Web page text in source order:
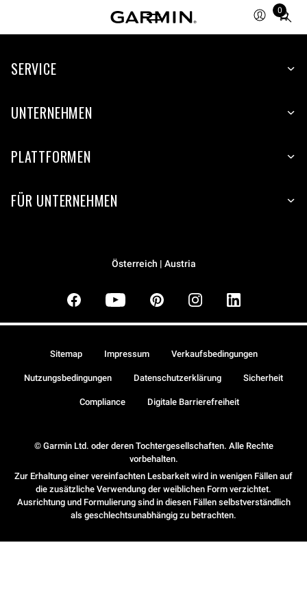
0
Total
items
cart:
SERVICE
UNTERNEHMEN
PLATTFORMEN
FÜR UNTERNEHMEN
Österreich | Austria
© Garmin Ltd. oder deren Tochtergesellschaften. Alle Rechte
vorbehalten.
Zur Erhaltung einer vereinfachten Lesbarkeit wird in wenigen Fällen auf
die zusätzliche Verwendung der weiblichen Form verzichtet.
Ausrichtung und Formulierung sind in diesen Fällen selbstverständlich
als geschlechtsunabhängig zu betrachten.
Sitemap Impressum Verkaufsbedingungen
Nutzungsbedingungen Datenschutzerklärung Sicherheit
Compliance Digitale Barrierefreiheit